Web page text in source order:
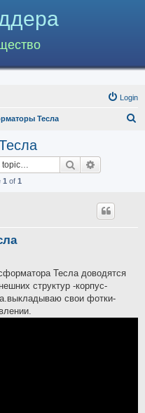
Login
Тесла
Search
1 of 1
Тесла доводятся
структур -корпус-
свои фотки-